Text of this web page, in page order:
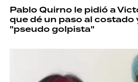
Pablo Quirno le pidió a
que dé un paso al costado
"pseudo golpista"